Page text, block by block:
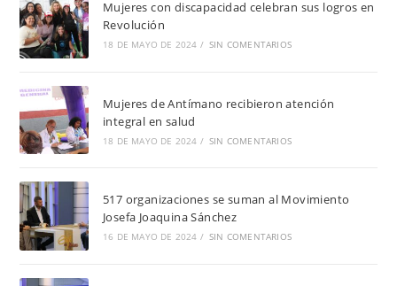
Mujeres con discapacidad celebran sus logros en
Revolución
18 DE MAYO DE 2024 / SIN COMENTARIOS
Mujeres de Antímano recibieron atención
integral en salud
18 DE MAYO DE 2024 / SIN COMENTARIOS
517 organizaciones se suman al Movimiento
Josefa Joaquina Sánchez
16 DE MAYO DE 2024 / SIN COMENTARIOS